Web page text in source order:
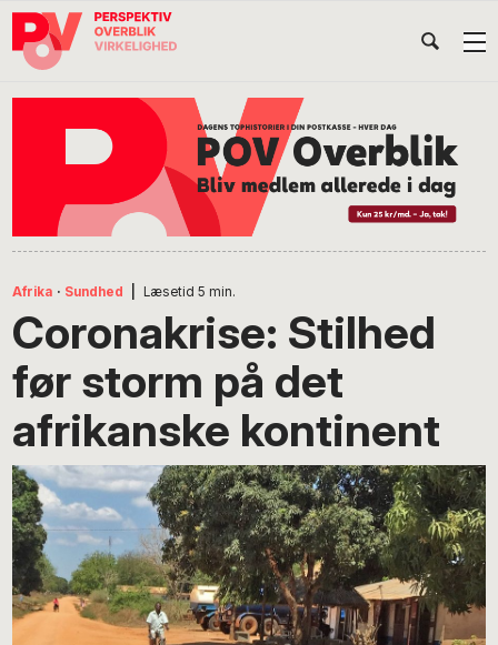
Gå
direkte
Skip
indhold
Gå
direkte
Afrika · Sundhed Læsetid 5 min.
Coronakrise: Stilhed
før storm på det
afrikanske kontinent